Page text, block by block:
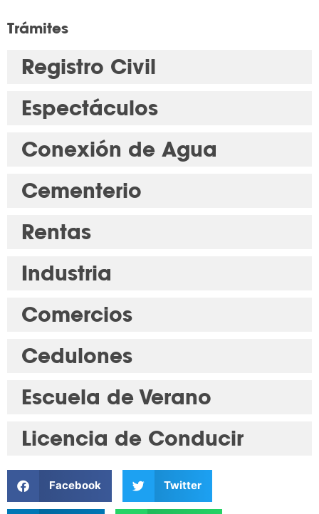
Trámites
Registro Civil
Espectáculos
Conexión de Agua
Cementerio
Rentas
Industria
Comercios
Cedulones
Escuela de Verano
Licencia de Conducir
Facebook Twitter